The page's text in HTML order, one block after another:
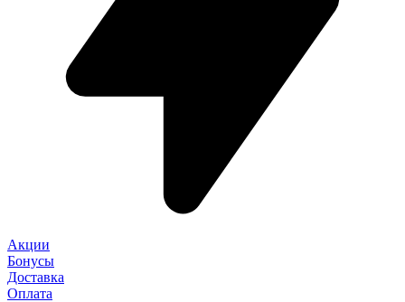
Акции
Бонусы
Доставка
Оплата